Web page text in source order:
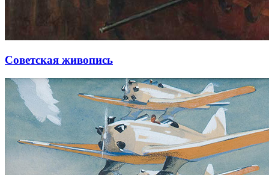
Советская живопись